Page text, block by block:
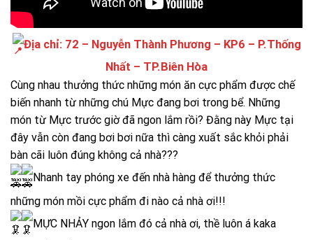
Địa chỉ: 72 – Nguyễn Thành Phương – KP6 – P.Thống
Nhất – TP.Biên Hòa
Cùng nhau thưởng thức những món ăn cực phẩm được chế
biến nhanh từ những chú Mực đang bơi trong bể. Những
món từ Mực trước giờ đã ngon lắm rồi? Đằng này Mực tại
đây vẫn còn đang bơi bơi nữa thì càng xuất sắc khỏi phải
bàn cãi luôn đúng không cả nhà???
Nhanh tay phóng xe đến nhà hàng để thưởng thức
những món mồi cực phẩm đi nào cả nhà ơi!!!
MỰC NHẢY ngon lắm đó cả nhà ơi, thề luôn á kaka